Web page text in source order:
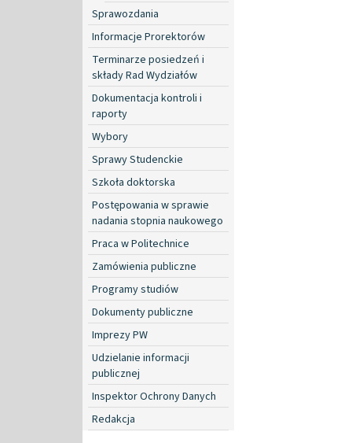
Sprawozdania
Informacje Prorektorów
Terminarze posiedzeń i
składy Rad Wydziałów
Dokumentacja kontroli i
raporty
Wybory
Sprawy Studenckie
Szkoła doktorska
Postępowania w sprawie
nadania stopnia naukowego
Praca w Politechnice
Zamówienia publiczne
Programy studiów
Dokumenty publiczne
Imprezy PW
Udzielanie informacji
publicznej
Inspektor Ochrony Danych
Redakcja